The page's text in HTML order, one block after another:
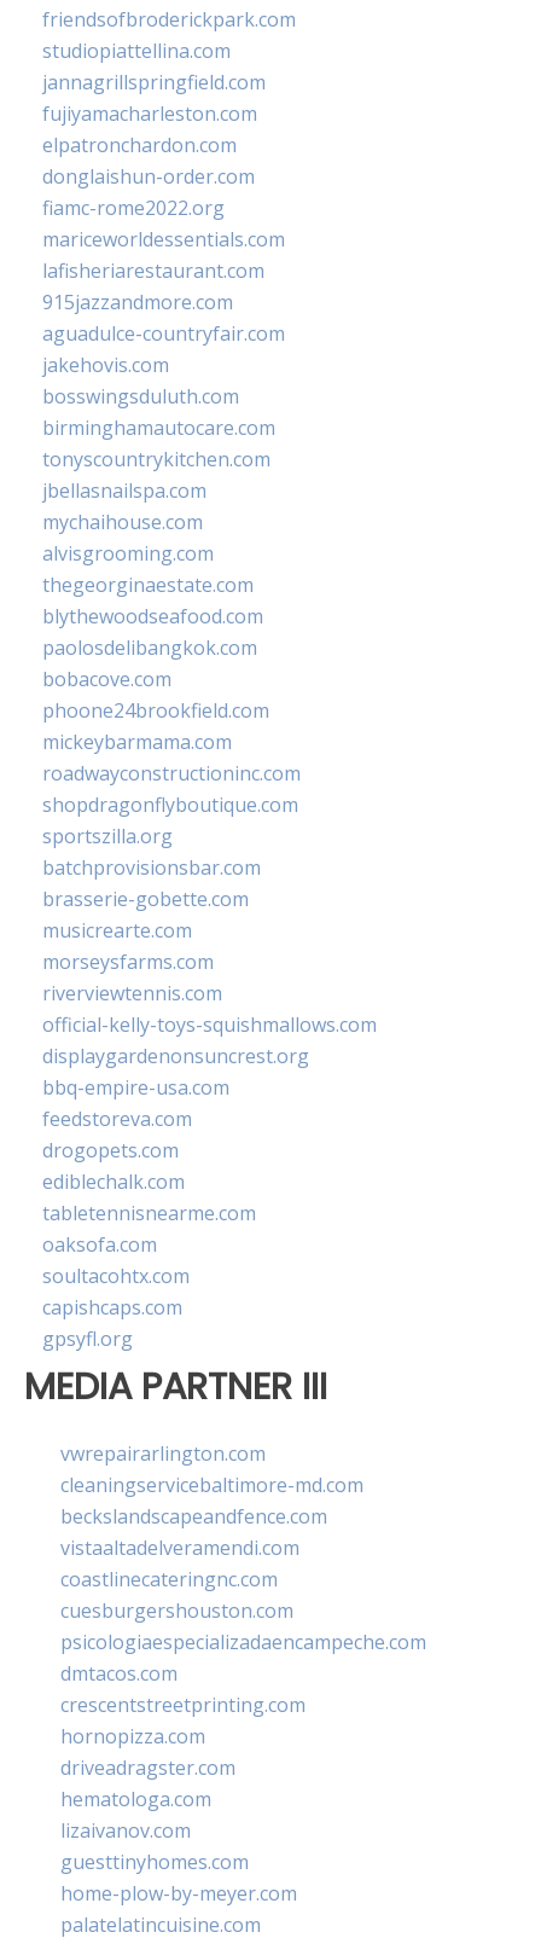
friendsofbroderickpark.com
studiopiattellina.com
jannagrillspringfield.com
fujiyamacharleston.com
elpatronchardon.com
donglaishun-order.com
fiamc-rome2022.org
mariceworldessentials.com
lafisheriarestaurant.com
915jazzandmore.com
aguadulce-countryfair.com
jakehovis.com
bosswingsduluth.com
birminghamautocare.com
tonyscountrykitchen.com
jbellasnailspa.com
mychaihouse.com
alvisgrooming.com
thegeorginaestate.com
blythewoodseafood.com
paolosdelibangkok.com
bobacove.com
phoone24brookfield.com
mickeybarmama.com
roadwayconstructioninc.com
shopdragonflyboutique.com
sportszilla.org
batchprovisionsbar.com
brasserie-gobette.com
musicrearte.com
morseysfarms.com
riverviewtennis.com
official-kelly-toys-squishmallows.com
displaygardenonsuncrest.org
bbq-empire-usa.com
feedstoreva.com
drogopets.com
ediblechalk.com
tabletennisnearme.com
oaksofa.com
soultacohtx.com
capishcaps.com
gpsyfl.org
MEDIA PARTNER III
vwrepairarlington.com
cleaningservicebaltimore-md.com
beckslandscapeandfence.com
vistaaltadelveramendi.com
coastlinecateringnc.com
cuesburgershouston.com
psicologiaespecializadaencampeche.com
dmtacos.com
crescentstreetprinting.com
hornopizza.com
driveadragster.com
hematologa.com
lizaivanov.com
guesttinyhomes.com
home-plow-by-meyer.com
palatelatincuisine.com